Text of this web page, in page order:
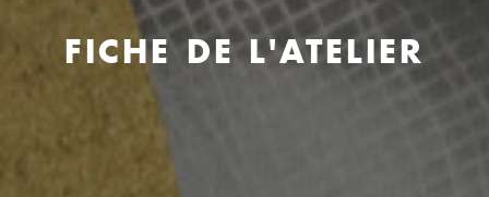
FICHE DE L'ATELIER